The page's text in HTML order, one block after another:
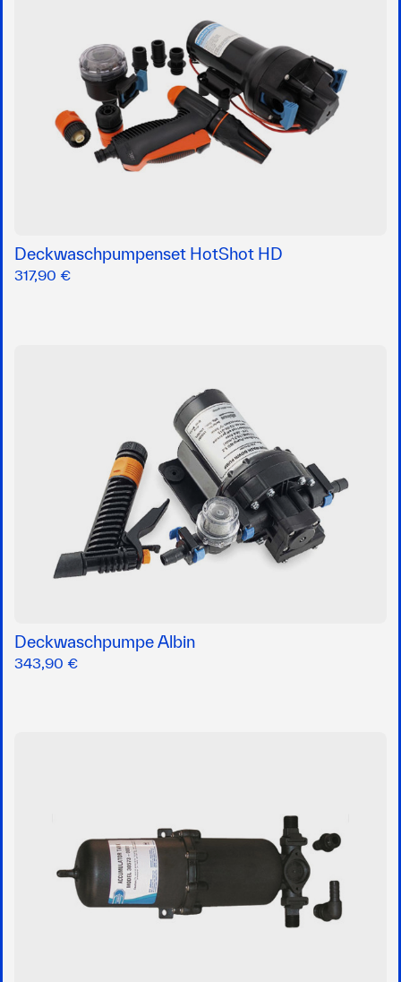
Deckwaschpumpenset HotShot HD
317,90 €
Deckwaschpumpe Albin
343,90 €